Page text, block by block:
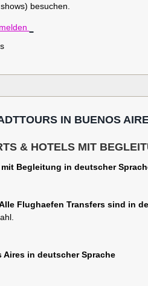
besuchen.
IN BUENOS
& HOTELS MIT
Begleitung in deutscher
Flughaefen Transfers sind in
Aires in deutscher Sprache